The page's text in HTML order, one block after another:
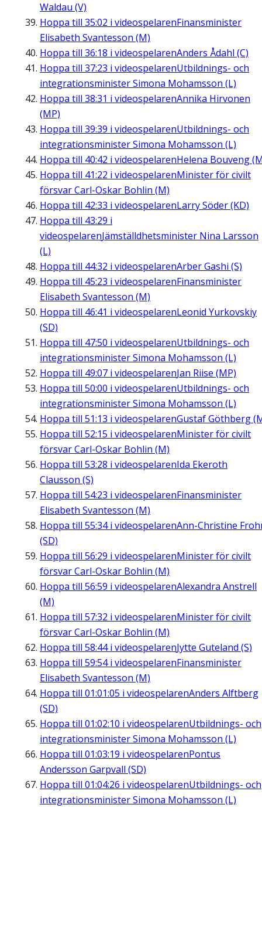
Waldau (V)
Hoppa till 35:02 i videospelarenFinansminister
Elisabeth Svantesson (M)
Hoppa till 36:18 i videospelarenAnders Ådahl (C)
Hoppa till 37:23 i videospelarenUtbildnings- och
integrationsminister Simona Mohamsson (L)
Hoppa till 38:31 i videospelarenAnnika Hirvonen
(MP)
Hoppa till 39:39 i videospelarenUtbildnings- och
integrationsminister Simona Mohamsson (L)
Hoppa till 40:42 i videospelarenHelena Bouveng
Hoppa till 41:22 i videospelarenMinister för civilt
försvar Carl-Oskar Bohlin (M)
Hoppa till 42:33 i videospelarenLarry Söder (KD)
Hoppa till 43:29 i
videospelarenJämställdhetsminister Nina Larsson
(L)
Hoppa till 44:32 i videospelarenArber Gashi (S)
Hoppa till 45:23 i videospelarenFinansminister
Elisabeth Svantesson (M)
Hoppa till 46:41 i videospelarenLeonid Yurkovskiy
(SD)
Hoppa till 47:50 i videospelarenUtbildnings- och
integrationsminister Simona Mohamsson (L)
Hoppa till 49:07 i videospelarenJan Riise (MP)
Hoppa till 50:00 i videospelarenUtbildnings- och
integrationsminister Simona Mohamsson (L)
Hoppa till 51:13 i videospelarenGustaf Göthberg
Hoppa till 52:15 i videospelarenMinister för civilt
försvar Carl-Oskar Bohlin (M)
Hoppa till 53:28 i videospelarenIda Ekeroth
Clausson (S)
Hoppa till 54:23 i videospelarenFinansminister
Elisabeth Svantesson (M)
Hoppa till 55:34i videospelarenAnn-Christine
(SD)
Hoppa till 56:29 i videospelarenMinister för civilt
försvar Carl-Oskar Bohlin (M)
Hoppa till 56:59 i videospelarenAlexandra Anstrell
(M)
Hoppa till 57:32 i videospelarenMinister för civilt
försvar Carl-Oskar Bohlin (M)
Hoppa till 58:44i videospelarenJytte Guteland (S)
Hoppa till 59:54i videospelarenFinansminister
Elisabeth Svantesson (M)
Hoppa till 01:01:05 i videospelarenAnders Alftberg
(SD)
Hoppa till 01:02:10 i videospelarenUtbildnings- och
integrationsminister Simona Mohamsson (L)
Hoppa till 01:03:19 i videospelarenPontus
Andersson Garpvall (SD)
Hoppa till 01:04:26 i videospelarenUtbildnings- och
integrationsminister Simona Mohamsson (L)